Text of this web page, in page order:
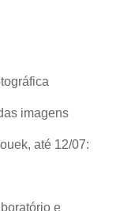
imagens
até 12/07:
e